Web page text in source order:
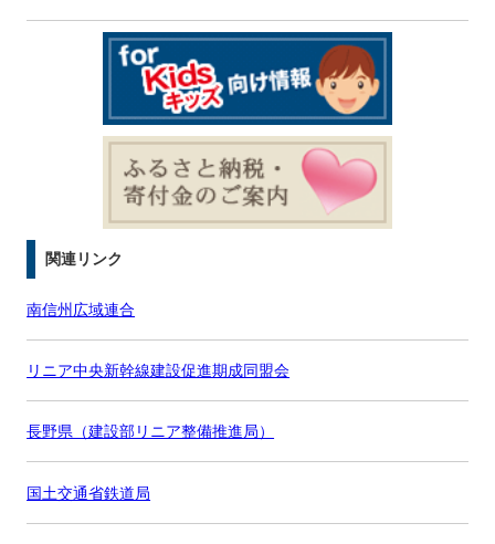
関連リンク
南信州広域連合
リニア中央新幹線建設促進期成同盟会
長野県（建設部リニア整備推進局）
国土交通省鉄道局